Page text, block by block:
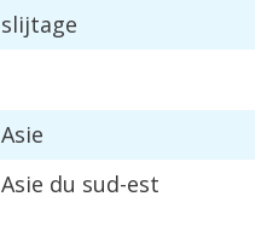
slijtage
Asie
Asie du sud-est